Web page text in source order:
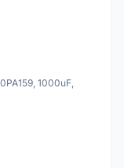
1000uF,